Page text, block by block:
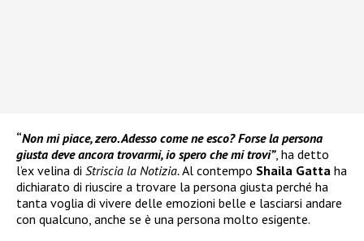
“Non mi piace, zero. Adesso come ne esco? Forse la persona
giusta deve ancora trovarmi, io spero che mi trovi”, ha detto
l’ex velina di Striscia la Notizia.Al contempo Shaila Gatta ha
dichiarato di riuscire a trovare la persona giusta perché ha
tanta voglia di vivere delle emozioni belle e lasciarsi andare
con qualcuno, anche se è una persona molto esigente.